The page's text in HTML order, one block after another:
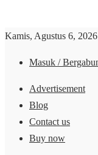
Kamis, Agustus 6, 2026
Masuk /
Advertisement
Blog
Contact us
Buy now